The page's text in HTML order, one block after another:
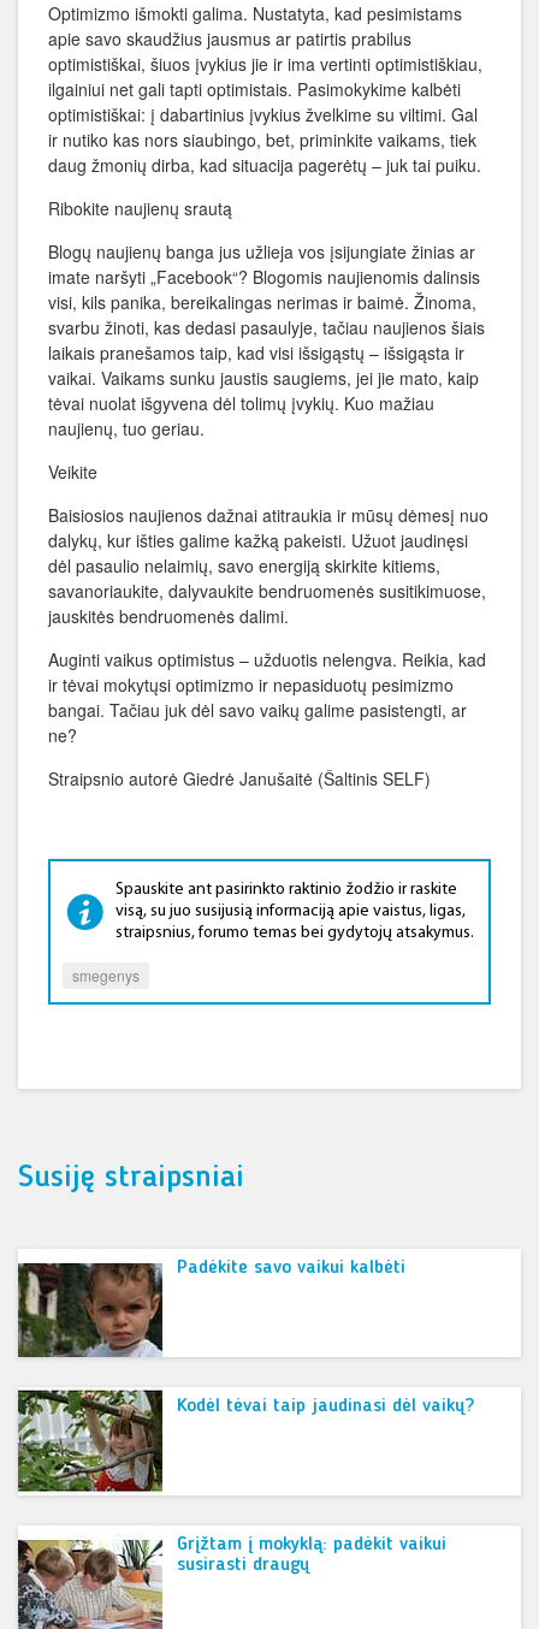
Optimizmo išmokti galima. Nustatyta, kad pesimistams
apie savo skaudžius jausmus ar patirtis prabilus
optimistiškai, šiuos įvykius jie ir ima vertinti optimistiškiau,
ilgainiui net gali tapti optimistais. Pasimokykime kalbėti
optimistiškai: į dabartinius įvykius žvelkime su viltimi. Gal
ir nutiko kas nors siaubingo, bet, priminkite vaikams, tiek
daug žmonių dirba, kad situacija pagerėtų – juk tai puiku.
Ribokite naujienų srautą
Blogų naujienų banga jus užlieja vos įsijungiate žinias ar
imate naršyti „Facebook“? Blogomis naujienomis dalinsis
visi, kils panika, bereikalingas nerimas ir baimė. Žinoma,
svarbu žinoti, kas dedasi pasaulyje, tačiau naujienos šiais
laikais pranešamos taip, kad visi išsigąstų – išsigąsta ir
vaikai. Vaikams sunku jaustis saugiems, jei jie mato, kaip
tėvai nuolat išgyvena dėl tolimų įvykių. Kuo mažiau
naujienų, tuo geriau.
Veikite
Baisiosios naujienos dažnai atitraukia ir mūsų dėmesį nuo
dalykų, kur išties galime kažką pakeisti. Užuot jaudinęsi
dėl pasaulio nelaimių, savo energiją skirkite kitiems,
savanoriaukite, dalyvaukite bendruomenės susitikimuose,
jauskitės bendruomenės dalimi.
Auginti vaikus optimistus – užduotis nelengva. Reikia, kad
ir tėvai mokytųsi optimizmo ir nepasiduotų pesimizmo
bangai. Tačiau juk dėl savo vaikų galime pasistengti, ar
ne?
Straipsnio autorė Giedrė Janušaitė (Šaltinis SELF)
Spauskite ant pasirinkto raktinio žodžio ir raskite
visą, su juo susijusią informaciją apie vaistus, ligas,
straipsnius, forumo temas bei gydytojų atsakymus.
smegenys
Susiję straipsniai
Padėkite savo vaikui kalbėti
Kodėl tėvai taip jaudinasi dėl vaikų?
Grįžtam į mokyklą: padėkit vaikui
susirasti draugų